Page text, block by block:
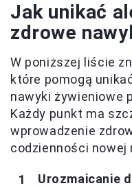
Jak unikać
zdrowe
W poniższej liście
które pomogą
nawyki żywieniowe
Każdy punkt ma
wprowadzenie
codzienności nowej
Urozmaicanie